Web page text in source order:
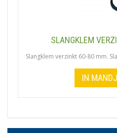
SLANGKLEM
Slangklem verzinkt 60-80 mm.
IN